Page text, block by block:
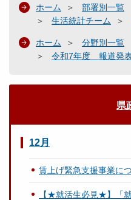
ホーム 部署別一覧
生活統計チーム
ホーム 分野別一覧
令和7年度 報道発
県
12月
賃上げ緊急支援事業に
【★就活生必見★】「